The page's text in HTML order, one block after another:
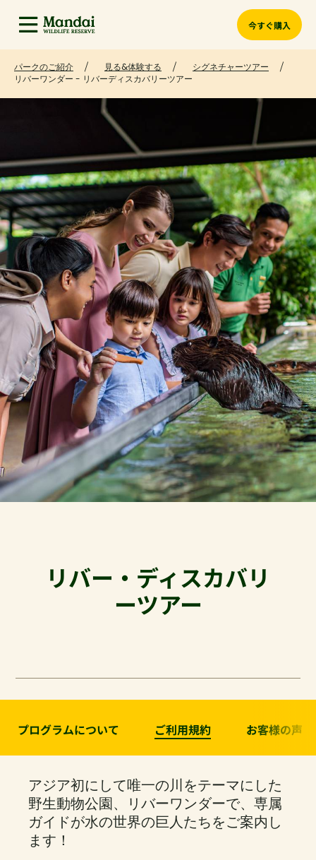
今すぐ購入
パークのご紹介 見る&体験する
シグネチャーツアー
リバーワンダー - リバーディスカバリーツアー
リバー・ディスカバリ
ーツアー
プログラムについて ご利用規約 お客様の声
アジア初にして唯一の川をテーマにした
野生動物公園、リバーワンダーで、専属
ガイドが水の世界の巨人たちをご案内し
ます！